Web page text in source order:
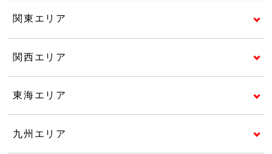
関東エリア
関西エリア
東海エリア
九州エリア